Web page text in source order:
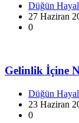
Düğün
27 Haziran
0
Gelinlik İçine
Düğün
23 Haziran
0